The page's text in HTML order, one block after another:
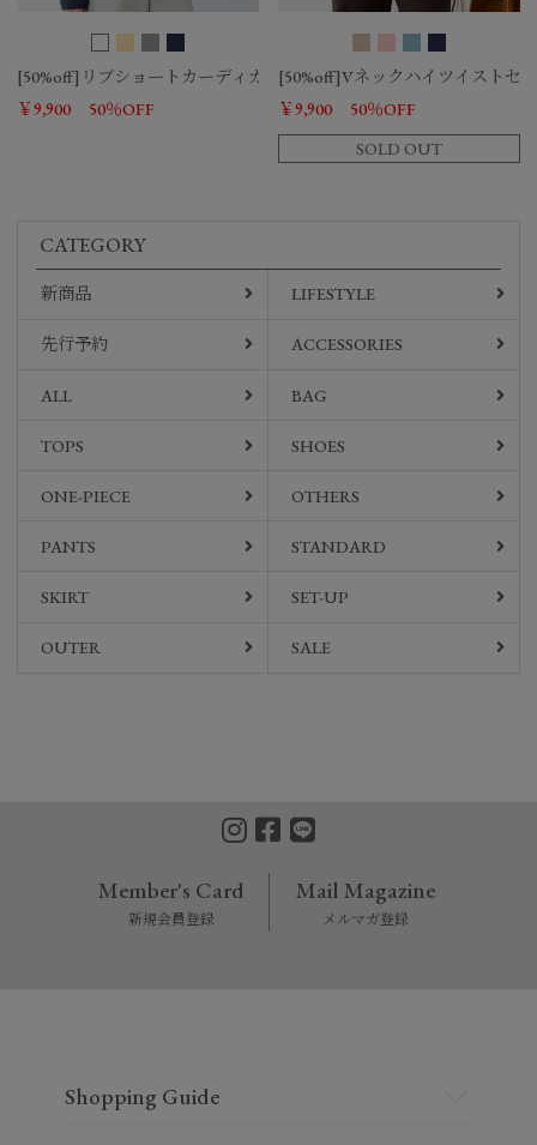
[50%off]リブショートカーディガン
￥9,900
50％OFF
[50%off]Vネックハイツイストセ
￥9,900
50％OFF
SOLD OUT
CATEGORY
新商品
先行予約
ALL
TOPS
ONE-PIECE
PANTS
SKIRT
OUTER
LIFESTYLE
ACCESSORIES
BAG
SHOES
OTHERS
STANDARD
SET-UP
SALE
Member's Card
新規会員登録
Mail Magazine
メルマガ登録
Shopping Guide